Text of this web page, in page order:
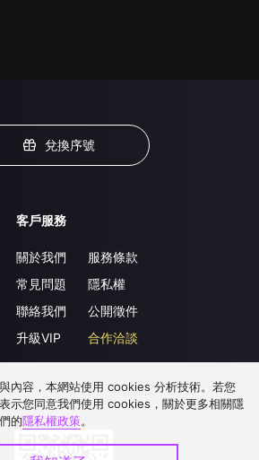
兌換序號
客戶服務
關於我們
常見問題
聯絡我們
升級VIP
服務條款
隱私權
公開徵件
合作洽談
內容，本網站使用 cookies 分析技術。若您
示您同意我們使用 cookies，關於更多相關隱
的隱私權政策。